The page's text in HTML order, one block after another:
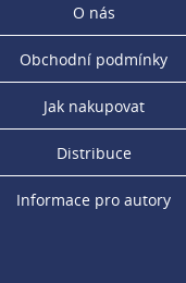
O nás
Obchodní podmínky
Jak nakupovat
Distribuce
Informace pro autory